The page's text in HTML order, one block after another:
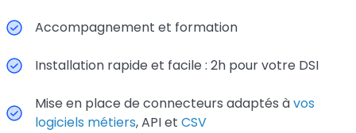
Accompagnement et formation
Installation rapide et facile : 2h pour votre DSI
Mise en place de connecteurs adaptés àvos
logiciels métiers, API et CSV